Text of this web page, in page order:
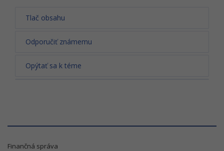
Tlač obsahu
Odporučiť známemu
Opýtať sa k téme
Finančná správa